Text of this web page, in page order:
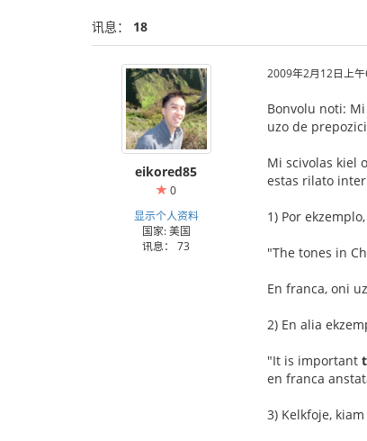
讯息： 18
eikored85
0
显示个人资料
国家: 美国
讯息： 73
2009年2月12日上
Bonvolu noti:
uzo de
Mi scivolas kiel
estas rilato
1) Por
"The tones in
En franca, oni
2) En alia
"It is important
en franca
3) Kelkfoje,